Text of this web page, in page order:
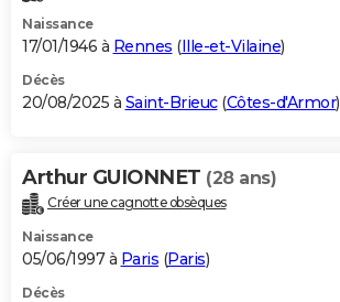
Naissance
17/01/1946 à Rennes (Ille-et-Vilaine)
Décès
20/08/2025 à Saint-Brieuc(Côtes-d'Armor)
Arthur GUIONNET (28 ans)
Créer une cagnotte obsèques
Naissance
05/06/1997 à Paris (Paris)
Décès